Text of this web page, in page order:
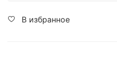
В избранное